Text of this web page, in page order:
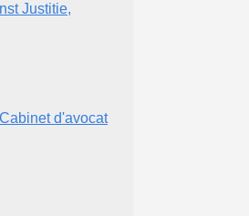
Justitie,
d'avocat